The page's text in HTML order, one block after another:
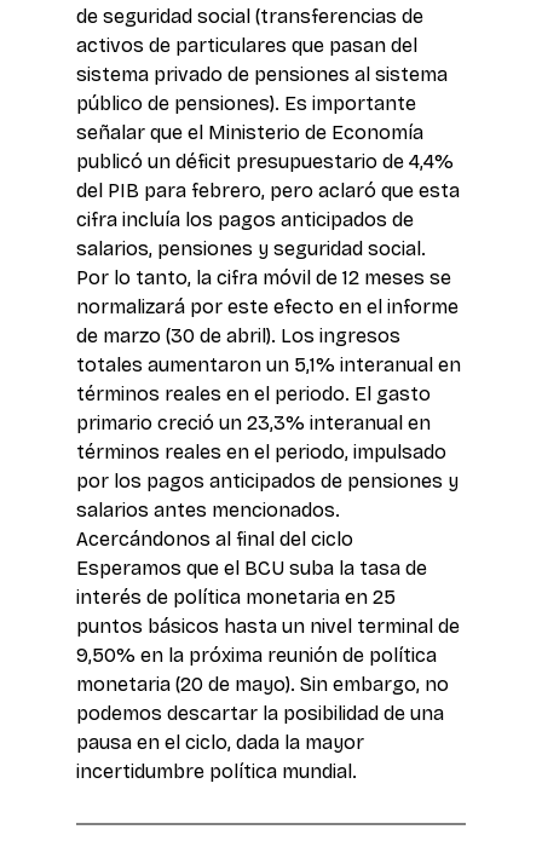
de seguridad social (transferencias de
activos de particulares que pasan del
sistema privado de pensiones al sistema
público de pensiones). Es importante
señalar que el Ministerio de Economía
publicó un déficit presupuestario de 4,4%
del PIB para febrero, pero aclaró que esta
cifra incluía los pagos anticipados de
salarios, pensiones y seguridad social.
Por lo tanto, la cifra móvil de 12 meses se
normalizará por este efecto en el informe
de marzo (30 de abril). Los ingresos
totales aumentaron un 5,1% interanual en
términos reales en el periodo. El gasto
primario creció un 23,3% interanual en
términos reales en el periodo, impulsado
por los pagos anticipados de pensiones y
salarios antes mencionados.
Acercándonos al final del ciclo
Esperamos que el BCU suba la tasa de
interés de política monetaria en 25
puntos básicos hasta un nivel terminal de
9,50% en la próxima reunión de política
monetaria (20 de mayo). Sin embargo, no
podemos descartar la posibilidad de una
pausa en el ciclo, dada la mayor
incertidumbre política mundial.